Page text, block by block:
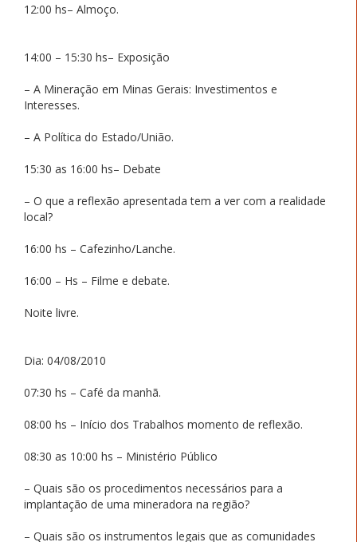
12:00 hs– Almoço.
14:00 – 15:30 hs– Exposição
– A Mineração em Minas Gerais: Investimentos e
Interesses.
– A Política do Estado/União.
15:30 as 16:00 hs– Debate
– O que a reflexão apresentada tem a ver com a realidade
local?
16:00 hs – Cafezinho/Lanche.
16:00 – Hs – Filme e debate.
Noite livre.
Dia: 04/08/2010
07:30 hs – Café da manhã.
08:00 hs – Início dos Trabalhos momento de reflexão.
08:30 as 10:00 hs – Ministério Público
– Quais são os procedimentos necessários para a
implantação de uma mineradora na região?
– Quais são os instrumentos legais que as comunidades